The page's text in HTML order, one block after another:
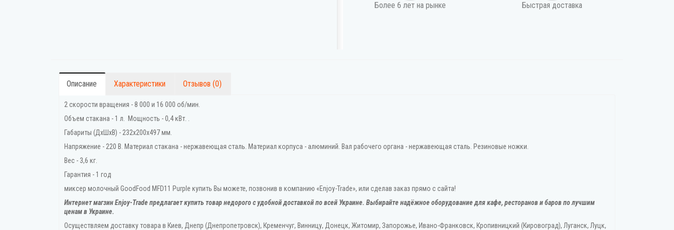
Более 6 лет на рынке Быстрая доставка
Описание Характеристики Отзывов (0)
2 скорости вращения - 8 000 и 16 000 об/мин.
Объем стакана - 1 л. Мощность - 0,4 кВт. .
Габариты (ДхШхВ) - 232х200х497 мм.
Напряжение - 220 В. Материал стакана - нержавеющая сталь. Материал корпуса - алюминий. Вал рабочего органа - нержавеющая сталь. Резиновые ножки.
Вес - 3,6 кг.
Гарантия - 1 год
миксер молочный GoodFood MFD11 Purple купить Вы можете, позвонив в компанию «Enjoy-Trade», или сделав заказ прямо с сайта!
Интернет магзин Enjoy-Trade предлагает купить товарнедорого с удобной доставкой по всей Украине. Выбирайте надёжное оборудование для кафе, ресторанов и баров по лучшим
ценам в Украине.
Осуществляем доставку товара в Киев, Днепр (Днепропетровск), Кременчуг, Винницу, Донецк‎, Житомир, Запорожье, Ивано-Франковск, Кропивницкий‎ (Кировоград), Луганск, Луцк,